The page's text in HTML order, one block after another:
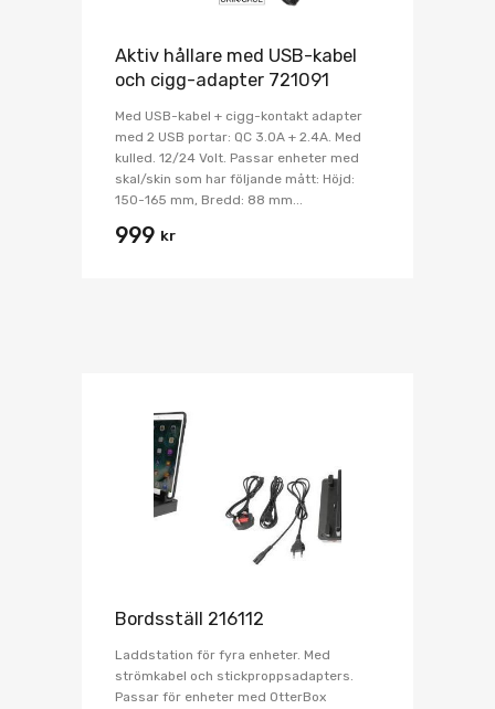
Aktiv hållare med USB-kabel
och cigg-adapter 721091
Med USB-kabel + cigg-kontakt adapter
med 2 USB portar: QC 3.0A + 2.4A. Med
kulled. 12/24 Volt. Passar enheter med
skal/skin som har följande mått: Höjd:
150-165 mm, Bredd: 88 mm...
999 kr
Bordsställ 216112
Laddstation för fyra enheter. Med
strömkabel och stickproppsadapters.
Passar för enheter med OtterBox